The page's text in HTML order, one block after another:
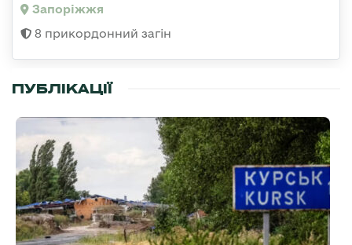
Запоріжжя
8 прикордонний загін
ПУБЛІКАЦІЇ